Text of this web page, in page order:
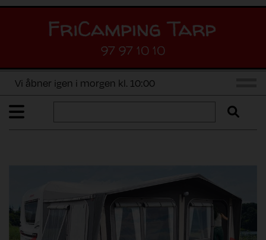
97 97 10 10
Vi åbner igen i morgen kl. 10:00